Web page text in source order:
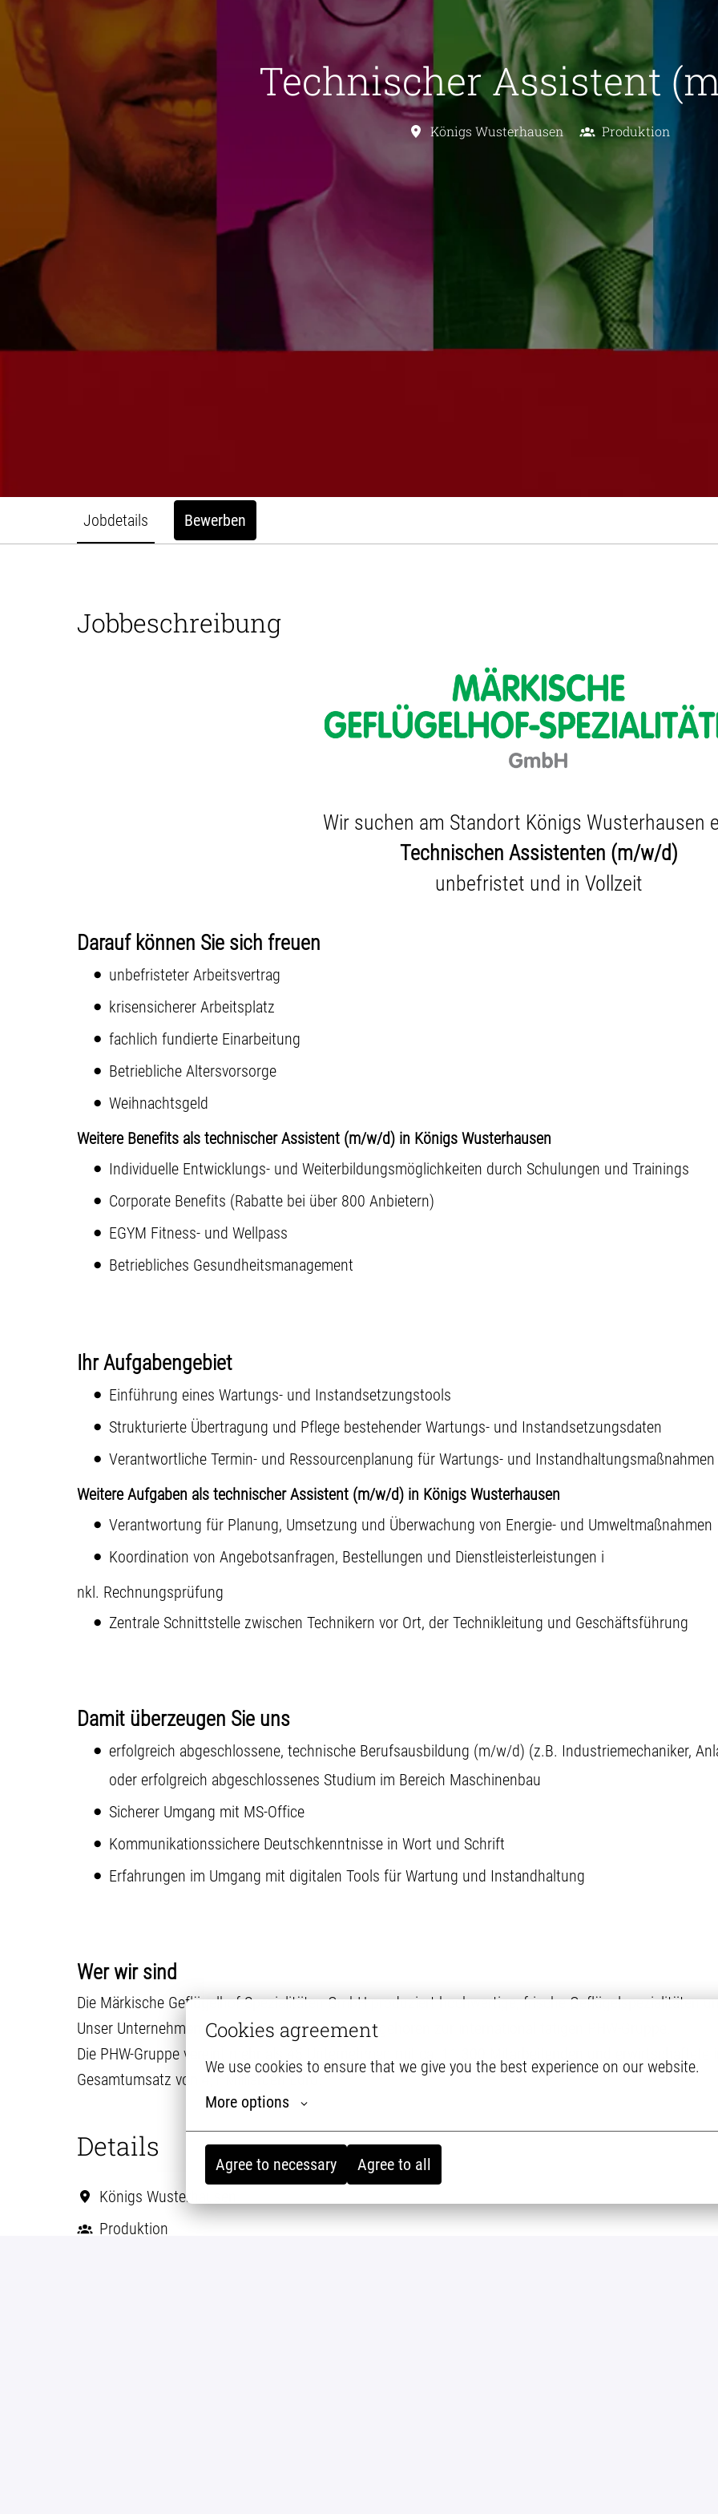
Cookies agreement
We use cookies to ensure that we give you the best experience on our website.
More options
Agree to necessary Agree to all
Technischer Assistent
Königs Wusterhausen Produktion
Jobdetails Bewerben
Jobbeschreibung
Wir suchen am Standort Königs Wusterhausen
Technischen Assistenten (m/w/d)
unbefristet und in Vollzeit
Darauf können Sie sich freuen
unbefristeter Arbeitsvertrag
krisensicherer Arbeitsplatz
fachlich fundierte Einarbeitung
Betriebliche Altersvorsorge
Weihnachtsgeld
Weitere Benefits als technischer Assistent (m/w/d) in Königs Wusterhausen
Individuelle Entwicklungs- und Weiterbildungsmöglichkeiten durch Schulungen und Trainings
Corporate Benefits (Rabatte bei über 800 Anbietern)
EGYM Fitness- und Wellpass
Betriebliches Gesundheitsmanagement
Ihr Aufgabengebiet
Einführung eines Wartungs- und Instandsetzungstools
Strukturierte Übertragung und Pflege bestehender Wartungs- und Instandsetzungsdaten
Verantwortliche Termin- und Ressourcenplanung für Wartungs- und Instandhaltungsmaßnahmen
Weitere Aufgaben als technischer Assistent (m/w/d) in Königs Wusterhausen
Verantwortung für Planung, Umsetzung und Überwachung von Energie- und Umweltmaßnahmen
Koordination von Angebotsanfragen, Bestellungen und Dienstleisterleistungen i
nkl. Rechnungsprüfung
Zentrale Schnittstelle zwischen Technikern vor Ort, der Technikleitung und Geschäftsführung
Damit überzeugen Sie uns
erfolgreich abgeschlossene, technische Berufsausbildung (m/w/d) (z.B. Industriemechaniker,
oder erfolgreich abgeschlossenes Studium im Bereich Maschinenbau
Sicherer Umgang mit MS-Office
Kommunikationssichere Deutschkenntnisse in Wort und Schrift
Erfahrungen im Umgang mit digitalen Tools für Wartung und Instandhaltung
Wer wir sind
Die Märkische Geflügelhof-Spezialitäten GmbH produziert hochwertige, frische Geflügelspezialitäten
Unser Unternehmen und die Marke WIESENHOF gehören zur international tätigen PHW-Gruppe.
Die PHW-Gruppe vereint mehr als 45 Unternehmen mit ca. 11.300 Mitarbeitenden und
Gesamtumsatz von 4,1 Milliarden Euro.
Details
Königs Wusterhausen
Produktion